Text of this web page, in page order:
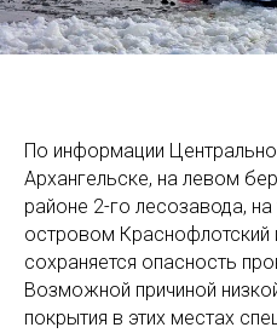
По информации
Архангельске, на левом
районе 2-го лесозавода,
островом Краснофлотский
сохраняется опасность
Возможной причиной
покрытия в этих местах